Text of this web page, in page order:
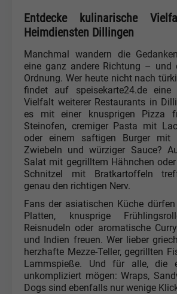
Entdecke kulinarische
Heimdiensten Dillingen
Manchmal wandern die
eine ganz andere Richtung –
Ordnung. Wer heute nicht nach
findet auf speisekarte24.de eine
Vielfalt weiterer Restaurants in
es mit einer knusprigen Pizza
Steinofen, cremiger Pasta mit
oder einem saftigen Burger mit
Zwiebeln und würziger Sauce?
Salat mit gegrilltem Hähnchen
Schnitzel mit Bratkartoffeln
genau den richtigen Nerv.
Fans der asiatischen Küche
Platten, knusprige
Reisnudeln oder aromatische
und Indien freuen. Wer lieber
herzhafte Mezze-Teller, gegrillten
Lammspieße. Und für alle, die
unkompliziert mögen: Wraps,
Dogs sind ebenfalls nur wenige